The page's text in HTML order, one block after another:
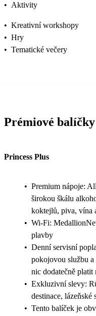
• Aktivity
• Kreativní workshopy
• Hry
• Tematické večery
Prémiové balíčky
Princess Plus
• Premium nápoje:
širokou škálu
koktejlů, piva, vína
• Wi-Fi:
plavby
• Denní servisní
pokojovou službu a
nic dodatečně platit
• Exkluzivní slevy:
destinace,
• Tento balíček je